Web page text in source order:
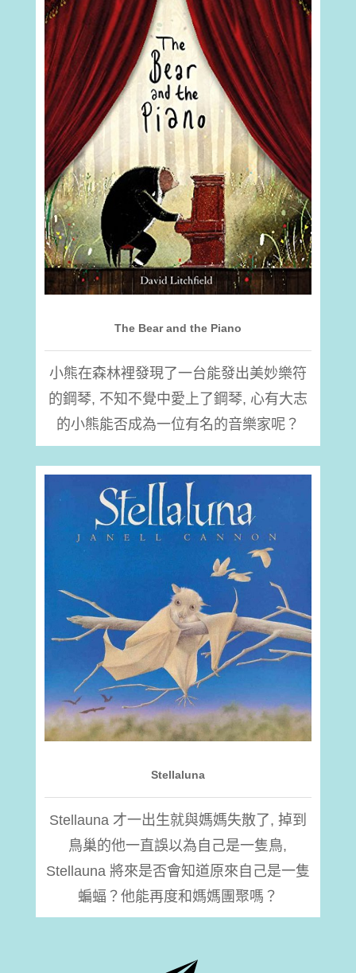
The Bear and the Piano
小熊在森林裡發現了一台能發出美妙樂符
的鋼琴, 不知不覺中愛上了鋼琴, 心有大志
的小熊能否成為一位有名的音樂家呢？
Stellaluna
Stellauna 才一出生就與媽媽失散了, 掉到
鳥巢的他一直誤以為自己是一隻鳥,
Stellauna 將來是否會知道原來自己是一隻
蝙蝠？他能再度和媽媽團聚嗎？